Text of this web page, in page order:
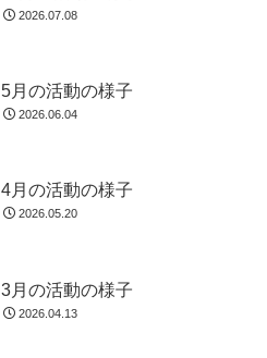
2026.07.08
5月の活動の様子
2026.06.04
4月の活動の様子
2026.05.20
3月の活動の様子
2026.04.13